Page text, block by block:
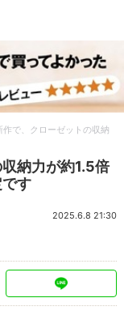
作で、クローゼットの収納
納力が約1.5倍
す
2025.6.8 21:30